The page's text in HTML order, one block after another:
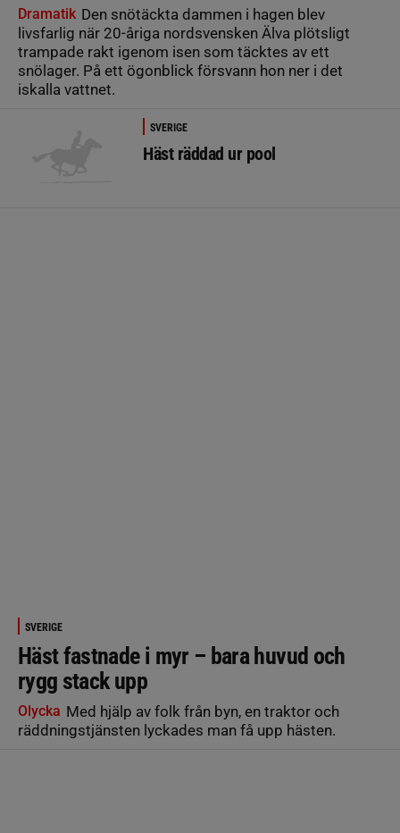
Dramatik Den snötäckta dammen i hagen blev
livsfarlig när 20-åriga nordsvensken Älva plötsligt
trampade rakt igenom isen som täcktes av ett
snölager. På ett ögonblick försvann hon ner i det
iskalla vattnet.
SVERIGE
Häst räddad ur pool
SVERIGE
Häst fastnade i myr – bara huvud och
rygg stack upp
Olycka Med hjälp av folk från byn, en traktor och
räddningstjänsten lyckades man få upp hästen.